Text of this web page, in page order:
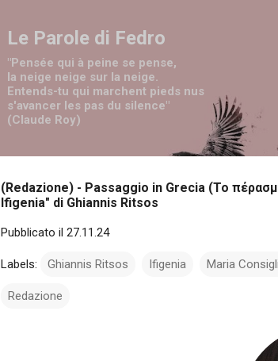
Le Parole di Fedro
"Pensée qui à peine se pense,
la neige neige sur la neige.
Entends-tu qui marchent pieds nus
s'avancer les pas du silence"
(Claude Roy)
(Redazione) - Passaggio in Grecia (Το
Ifigenia" di Ghiannis Ritsos
Pubblicato il 27.11.24
Labels: Ghiannis Ritsos Ifigenia Maria
Redazione